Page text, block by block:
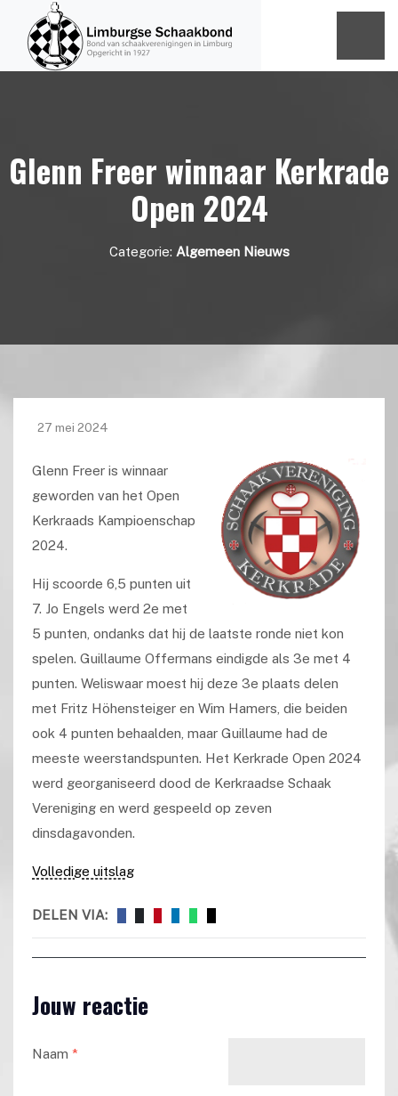
Glenn Freer winnaar Kerkrade
Open 2024
Categorie: Algemeen Nieuws
27 mei 2024
Glenn Freer is winnaar
geworden van het Open
Kerkraads Kampioenschap
2024.
Hij scoorde 6,5 punten uit
7. Jo Engels werd 2e met
5 punten, ondanks dat hij de laatste ronde niet kon
spelen. Guillaume Offermans eindigde als 3e met 4
punten. Weliswaar moest hij deze 3e plaats delen
met Fritz Höhensteiger en Wim Hamers, die beiden
ook 4 punten behaalden, maar Guillaume had de
meeste weerstandspunten. Het Kerkrade Open 2024
werd georganiseerd dood de Kerkraadse Schaak
Vereniging en werd gespeeld op zeven
dinsdagavonden.
Volledige uitslag
DELEN VIA:
Jouw reactie
Naam *